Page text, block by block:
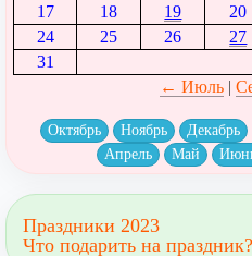
17
18 19 20
24
25 26 27
31
← Июль|
Октябрь Ноябрь Декабрь
Апрель
Май
Праздники 2023
Что подарить на праздник?